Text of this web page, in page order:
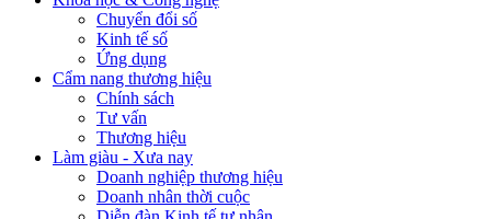
Chuyển đổi số
Kinh tế số
Ứng dụng
Cẩm nang thương hiệu
Chính sách
Tư vấn
Thương hiệu
Làm giàu - Xưa nay
Doanh nghiệp thương hiệu
Doanh nhân thời cuộc